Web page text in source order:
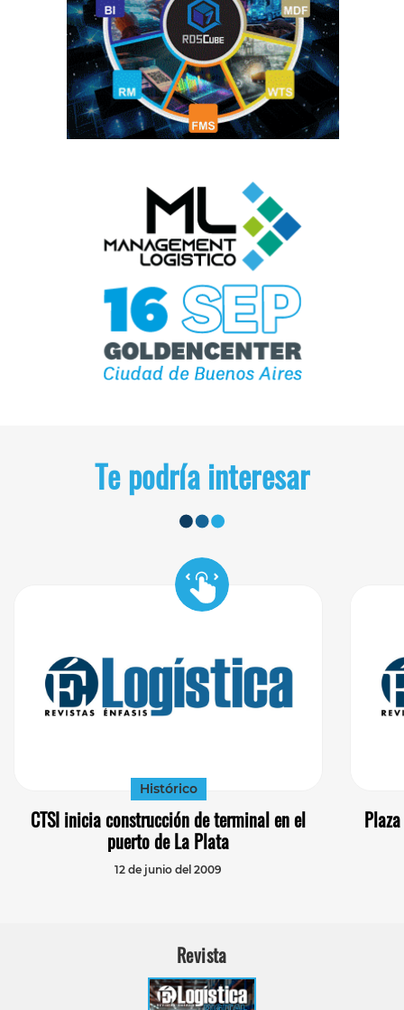
Te podría interesar
Histórico
CTSI inicia construcción de terminal en el
puerto de La Plata
12 de junio del 2009
Revista